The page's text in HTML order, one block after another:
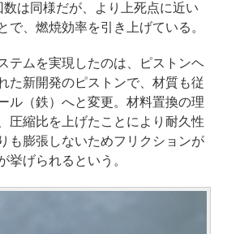
は同様だが、より上死点に近い
で、燃焼効率を引き上げている。
テムを実現したのは、ピストンヘ
た新開発のピストンで、材質も従
ル（鉄）へと変更。材料置換の理
圧縮比を上げたことにより耐久性
も膨張しないためフリクションが
挙げられるという。